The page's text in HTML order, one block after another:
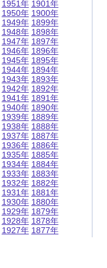
1951年
1950年
1949年
1948年
1947年
1946年
1945年
1944年
1943年
1942年
1941年
1940年
1939年
1938年
1937年
1936年
1935年
1934年
1933年
1932年
1931年
1930年
1929年
1928年
1927年
1901年
1900年
1899年
1898年
1897年
1896年
1895年
1894年
1893年
1892年
1891年
1890年
1889年
1888年
1887年
1886年
1885年
1884年
1883年
1882年
1881年
1880年
1879年
1878年
1877年